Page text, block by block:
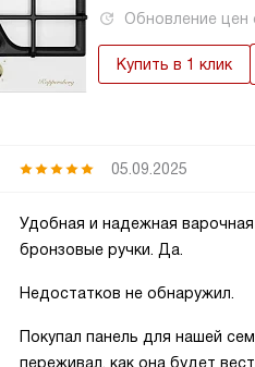
Обновление цен
Купить в 1 клик
05.09.2025
Удобная и надежная
бронзовые ручки. Да.
Недостатков не обнаружил.
Покупал панель для нашей
переживал, как она будет